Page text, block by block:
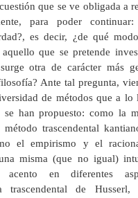
que se ve obligada a
para poder
es decir, ¿de qué
aquello que se pretende
otra de carácter más
Ante tal pregunta,
de métodos que a lo
han propuesto: como la
trascendental
el empirismo y el
misma (que no igual)
acento en diferentes
trascendental de Husserl,